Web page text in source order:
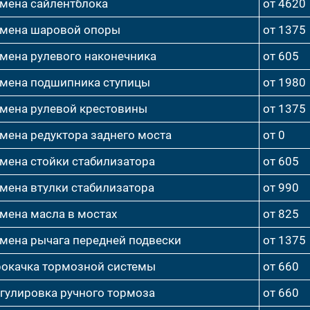
сайлентблока
от 4620
шаровой опоры
от 1375
рулевого наконечника
от 605
подшипника ступицы
от 1980
рулевой крестовины
от 1375
редуктора заднего моста
от 0
стойки стабилизатора
от 605
втулки стабилизатора
от 990
масла в мостах
от 825
рычага передней подвески
от 1375
тормозной системы
от 660
ручного тормоза
от 660